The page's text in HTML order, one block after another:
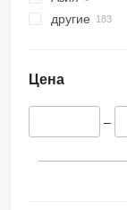
другие
Цена
–